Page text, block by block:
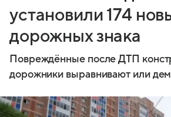
установили 174
дорожных знака
Повреждённые после ДТП
дорожники выравнивают или